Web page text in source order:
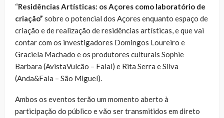
“Residências Artísticas: os Açores como laboratório de
criação” sobre o potencial dos Açores enquanto espaço de
criação e de realização de residências artísticas, e que vai
contar com os investigadores Domingos Loureiro e
Graciela Machado e os produtores culturais Sophie
Barbara (AvistaVulcão – Faial) e Rita Serra e Silva
(Anda&Fala – São Miguel).
Ambos os eventos terão um momento aberto à
participação do público e vão ser transmitidos em direto